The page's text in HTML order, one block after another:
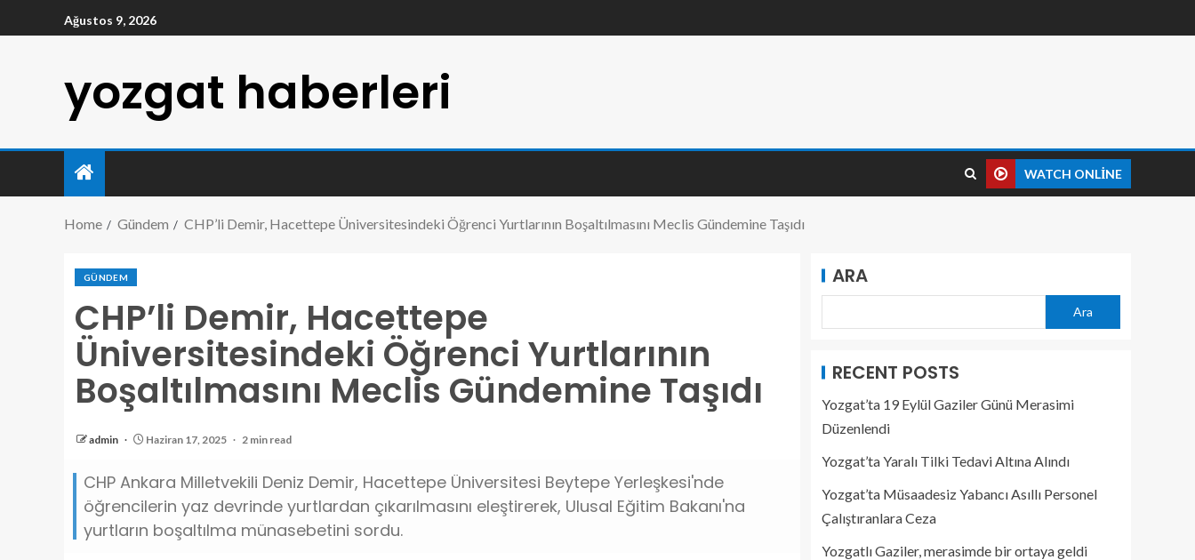
Ağustos 9, 2026
yozgat haberleri
WATCH ONLINE
Home Gündem CHP’li Demir, Hacettepe Üniversitesindeki Öğrenci Yurtlarının Boşaltılmasını Meclis Gündemine Taşıdı
GÜNDEM
CHP’li Demir, Hacettepe
Üniversitesindeki Öğrenci Yurtlarının
Boşaltılmasını Meclis Gündemine Taşıdı
admin Haziran 17, 2025 2 min read
CHP Ankara Milletvekili Deniz Demir, Hacettepe Üniversitesi Beytepe Yerleşkesi'nde
öğrencilerin yaz devrinde yurtlardan çıkarılmasını eleştirerek, Ulusal Eğitim Bakanı'na
yurtların boşaltılma münasebetini sordu.
ARA
Ara
RECENT POSTS
Yozgat’ta 19 Eylül Gaziler Günü Merasimi
Düzenlendi
Yozgat’ta Yaralı Tilki Tedavi Altına Alındı
Yozgat’ta Müsaadesiz Yabancı Asıllı Personel
Çalıştıranlara Ceza
Yozgatlı Gaziler, merasimde bir ortaya geldi